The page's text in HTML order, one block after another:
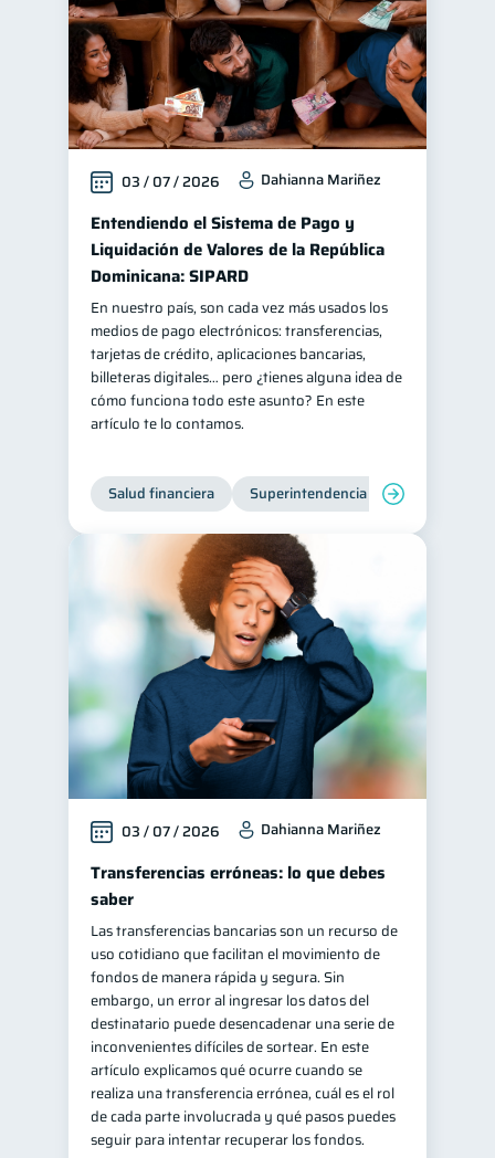
Educación Financiera 1
Fraudes Mipymes
Información financiera
inversiones 1
Gasto responsable
información financiera
03 / 07 / 2026 Dahianna Mariñez
Entendiendo el Sistema de Pago y
Liquidación de Valores de la República
Dominicana: SIPARD
En nuestro país, son cada vez más usados los
medios de pago electrónicos: transferencias,
tarjetas de crédito, aplicaciones bancarias,
billeteras digitales… pero ¿tienes alguna idea de
cómo funciona todo este asunto? En este
artículo te lo contamos.
Salud financiera Superintendencia de Bancos
03 / 07 / 2026 Dahianna Mariñez
Transferencias erróneas: lo que debes
saber
Las transferencias bancarias son un recurso de
uso cotidiano que facilitan el movimiento de
fondos de manera rápida y segura. Sin
embargo, un error al ingresar los datos del
destinatario puede desencadenar una serie de
inconvenientes difíciles de sortear. En este
artículo explicamos qué ocurre cuando se
realiza una transferencia errónea, cuál es el rol
de cada parte involucrada y qué pasos puedes
seguir para intentar recuperar los fondos.